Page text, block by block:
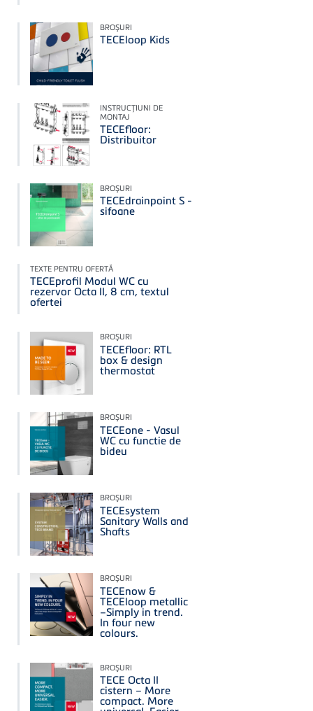
BROŞURI
TECEloop Kids
INSTRUCŢIUNI DE
MONTAJ
TECEfloor:
Distribuitor
BROŞURI
TECEdrainpoint S -
sifoane
TEXTE PENTRU OFERTĂ
TECEprofil Modul WC cu
rezervor Octa II, 8 cm, textul
ofertei
BROŞURI
TECEfloor: RTL
box & design
thermostat
BROŞURI
TECEone - Vasul
WC cu functie de
bideu
BROŞURI
TECEsystem
Sanitary Walls and
Shafts
BROŞURI
TECEnow &
TECEloop metallic
–Simply in trend.
In four new
colours.
BROŞURI
TECE Octa II
cistern – More
compact. More